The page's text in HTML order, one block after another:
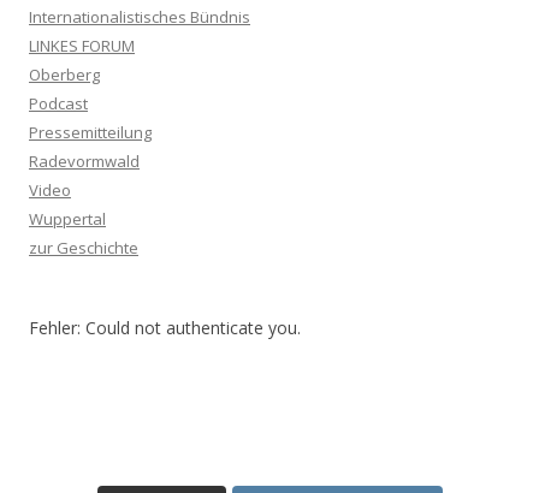
Internationalistisches Bündnis
LINKES FORUM
Oberberg
Podcast
Pressemitteilung
Radevormwald
Video
Wuppertal
zur Geschichte
Fehler: Could not authenticate you.